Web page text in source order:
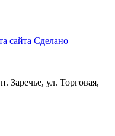
сайта Сделано
п. Заречье, ул. Торговая,